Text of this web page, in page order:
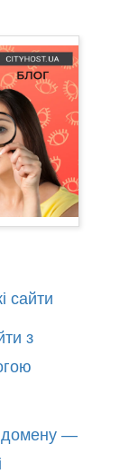
сайти
з
домену —